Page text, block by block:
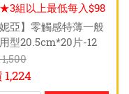
組以上最低每入$98
妮亞】零觸感特薄一般
型20.5cm*20片-12
1,500
1,224